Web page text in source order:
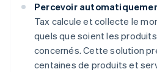
Percevoir
Tax calcule et collecte le
quels que soient les
concernés. Cette solution
centaines de produits et